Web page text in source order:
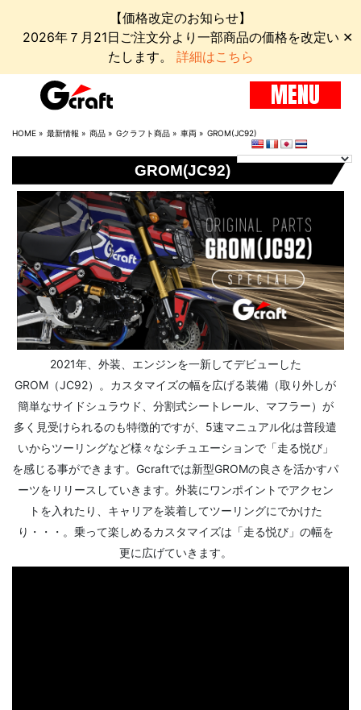
【価格改定のお知らせ】
2026年７月21日ご注文分より一部商品の価格を改定い
たします。 詳細はこちら
✕
MENU
HOME » 最新情報 » 商品 » Gクラフト商品 » 車両 » GROM(JC92)
GROM(JC92)
2021年、外装、エンジンを一新してデビューした
GROM（JC92）。カスタマイズの幅を広げる装備（取り外しが
簡単なサイドシュラウド、分割式シートレール、マフラー）が
多く見受けられるのも特徴的ですが、5速マニュアル化は普段遣
いからツーリングなど様々なシチュエーションで「走る悦び」
を感じる事ができます。Gcraftでは新型GROMの良さを活かすパ
ーツをリリースしていきます。外装にワンポイントでアクセン
トを入れたり、キャリアを装着してツーリングにでかけた
り・・・。乗って楽しめるカスタマイズは「走る悦び」の幅を
更に広げていきます。